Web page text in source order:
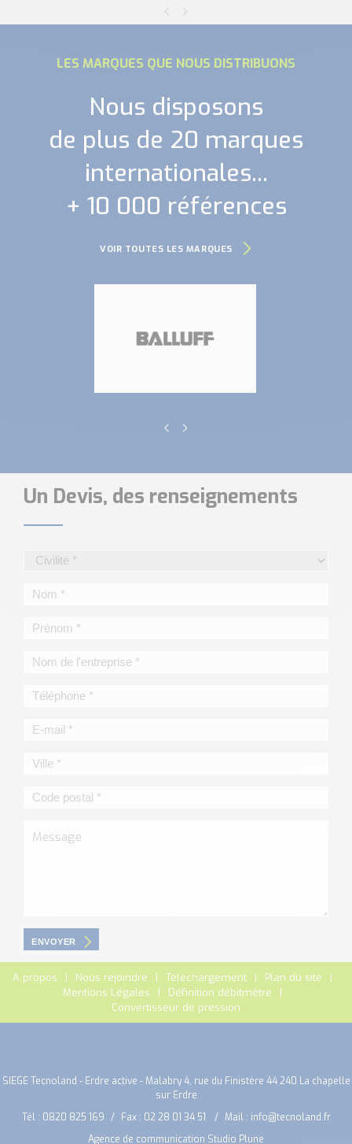
LES MARQUES QUE NOUS DISTRIBUONS
Nous disposons
de plus de 20 marques
internationales...
+ 10 000 références
VOIR TOUTES LES MARQUES
Un Devis, des renseignements
ENVOYER
A propos Nous rejoindre Téléchargement
Plan du site
Mentions Légales
Définition débitmètre
Convertisseur de pression
SIEGE Tecnoland - Erdre active - Malabry 4, rue du Finistère 44 240 La chapelle
sur Erdre
Tél : 0820 825 169 Fax : 02 28 01 34 51 Mail : info@tecnoland.fr
Agence de communication Studio Plune